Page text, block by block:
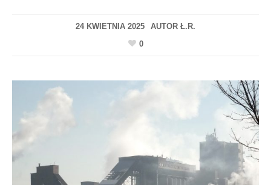
24 KWIETNIA 2025 AUTOR Ł.R.
0